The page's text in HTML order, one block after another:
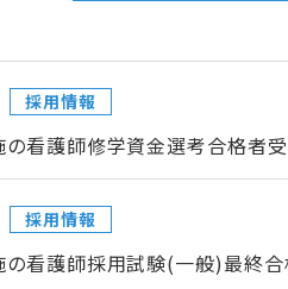
採用情報
の看護師修学資金選考合格者
採用情報
の看護師採用試験(一般)最終